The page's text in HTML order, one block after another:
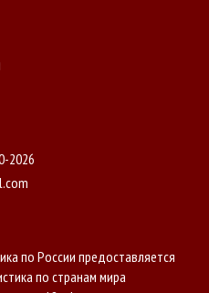
2026
по России предоставляется
по странам мира